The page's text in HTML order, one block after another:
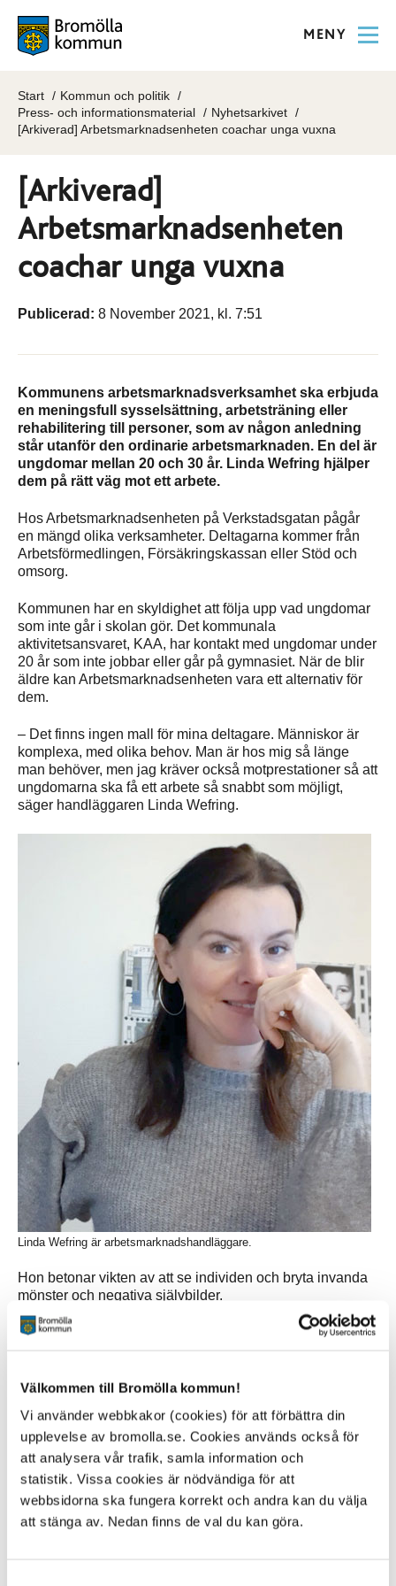
Välkommen till Bromölla kommun!
Vi använder webbkakor (cookies) för att förbättra din
upplevelse av bromolla.se. Cookies används också för
att analysera vår trafik, samla information och
statistik. Vissa cookies är nödvändiga för att
webbsidorna ska fungera korrekt och andra kan du välja
att stänga av. Nedan finns de val du kan göra.
MENY
Start
Kommun och politik
Press- och informationsmaterial
Nyhetsarkivet
[Arkiverad] Arbetsmarknadsenheten coachar unga vuxna
[Arkiverad]
Arbetsmarknadsenheten
coachar unga vuxna
Publicerad: 8 November 2021, kl. 7:51
Kommunens arbetsmarknadsverksamhet ska erbjuda
en meningsfull sysselsättning, arbetsträning eller
rehabilitering till personer, som av någon anledning
står utanför den ordinarie arbetsmarknaden. En del är
ungdomar mellan 20 och 30 år. Linda Wefring hjälper
dem på rätt väg mot ett arbete.
Hos Arbetsmarknadsenheten på Verkstadsgatan pågår
en mängd olika verksamheter. Deltagarna kommer från
Arbetsförmedlingen, Försäkringskassan eller Stöd och
omsorg.
Kommunen har en skyldighet att följa upp vad ungdomar
som inte går i skolan gör. Det kommunala
aktivitetsansvaret, KAA, har kontakt med ungdomar under
20 år som inte jobbar eller går på gymnasiet. När de blir
äldre kan Arbetsmarknadsenheten vara ett alternativ för
dem.
– Det finns ingen mall för mina deltagare. Människor är
komplexa, med olika behov. Man är hos mig så länge
man behöver, men jag kräver också motprestationer så att
ungdomarna ska få ett arbete så snabbt som möjligt,
säger handläggaren Linda Wefring.
Linda Wefring är arbetsmarknadshandläggare.
Hon betonar vikten av att se individen och bryta invanda
mönster och negativa självbilder.
– Vi människor vet egentligen vem vi är, vad vi vill och
kompisarna och valde fel ingång i gymnasiet eller kanske
framtidsbeslut tas på rätt grunder så kan man stå för valet,
säger Linda.
Hon erbjuder coachande och vägledande samtal, hjälp
med jobbsökning, att skriva CV och personligt brev och
även stöd i kontakten med myndigheter.